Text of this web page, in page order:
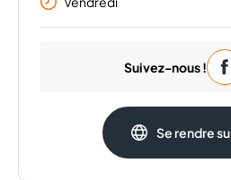
Samedi
Suivez-nous !
Se rendre